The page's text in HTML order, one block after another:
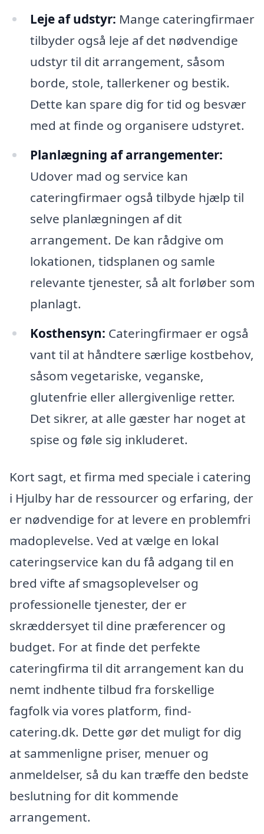
Leje af udstyr: Mange cateringfirmaer
tilbyder også leje af det nødvendige
udstyr til dit arrangement, såsom
borde, stole, tallerkener og bestik.
Dette kan spare dig for tid og besvær
med at finde og organisere udstyret.
Planlægning af arrangementer:
Udover mad og service kan
cateringfirmaer også tilbyde hjælp til
selve planlægningen af dit
arrangement. De kan rådgive om
lokationen, tidsplanen og samle
relevante tjenester, så alt forløber som
planlagt.
Kosthensyn: Cateringfirmaer er også
vant til at håndtere særlige kostbehov,
såsom vegetariske, veganske,
glutenfrie eller allergivenlige retter.
Det sikrer, at alle gæster har noget at
spise og føle sig inkluderet.
Kort sagt, et firma med speciale i catering
i Hjulby har de ressourcer og erfaring, der
er nødvendige for at levere en problemfri
madoplevelse. Ved at vælge en lokal
cateringservice kan du få adgang til en
bred vifte af smagsoplevelser og
professionelle tjenester, der er
skræddersyet til dine præferencer og
budget. For at finde det perfekte
cateringfirma til dit arrangement kan du
nemt indhente tilbud fra forskellige
fagfolk via vores platform, find-
catering.dk. Dette gør det muligt for dig
at sammenligne priser, menuer og
anmeldelser, så du kan træffe den bedste
beslutning for dit kommende
arrangement.